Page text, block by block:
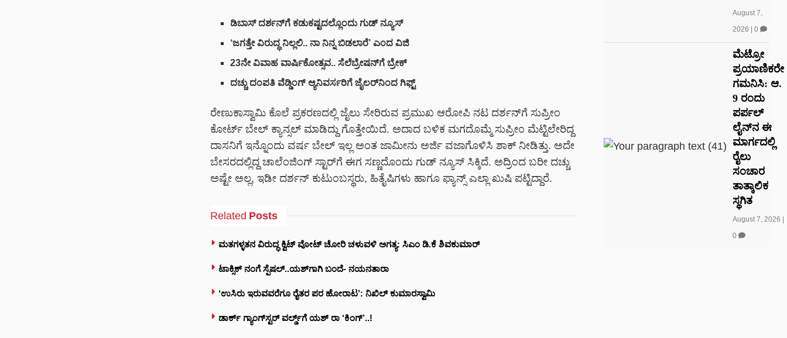
ಡಿಬಾಸ್‌ ದರ್ಶನ್‌ಗೆ ಕಡುಕಷ್ಟದಲ್ಲೊಂದು ಗುಡ್‌ ನ್ಯೂಸ್
‘ಜಗತ್ತೇ ವಿರುದ್ಧ ನಿಲ್ಲಲಿ.. ನಾ ನಿನ್ನ ಬಿಡಲಾರೆ’ ಎಂದ ವಿಜಿ
23ನೇ ವಿವಾಹ ವಾರ್ಷಿಕೋತ್ಸವ.. ಸೆಲೆಬ್ರೇಷನ್‌ಗೆ ಬ್ರೇಕ್
ದಚ್ಚು ದಂಪತಿ ವೆಡ್ಡಿಂಗ್ ಆ್ಯನಿವರ್ಸರಿಗೆ ಜೈಲರ್‌‌ನಿಂದ ಗಿಫ್ಟ್
ರೇಣುಕಾಸ್ವಾಮಿ ಕೊಲೆ ಪ್ರಕರಣದಲ್ಲಿ ಜೈಲು ಸೇರಿರುವ ಪ್ರಮುಖ ಆರೋಪಿ ನಟ ದರ್ಶನ್‌‌ಗೆ ಸುಪ್ರೀಂ
ಕೋರ್ಟ್ ಬೇಲ್ ಕ್ಯಾನ್ಸಲ್ ಮಾಡಿದ್ದು ಗೊತ್ತೇಯಿದೆ. ಅದಾದ ಬಳಿಕ ಮಗದೊಮ್ಮೆ ಸುಪ್ರೀಂ ಮೆಟ್ಟಿಲೇರಿದ್ದ
ದಾಸನಿಗೆ ಇನ್ನೊಂದು ವರ್ಷ ಬೇಲ್ ಇಲ್ಲ ಅಂತ ಜಾಮೀನು ಅರ್ಜಿ ವಜಾಗೊಳಿಸಿ ಶಾಕ್ ನೀಡಿತ್ತು. ಅದೇ
ಬೇಸರದಲ್ಲಿದ್ದ ಚಾಲೆಂಜಿಂಗ್ ಸ್ಟಾರ್‌ಗೆ ಈಗ ಸಣ್ಣದೊಂದು ಗುಡ್‌‌ ನ್ಯೂಸ್ ಸಿಕ್ಕಿದೆ. ಅದ್ರಿಂದ ಬರೀ ದಚ್ಚು
ಅಷ್ಟೇ ಅಲ್ಲ, ಇಡೀ ದರ್ಶನ್ ಕುಟುಂಬಸ್ಥರು, ಹಿತೈಷಿಗಳು ಹಾಗೂ ಫ್ಯಾನ್ಸ್ ಎಲ್ಲಾ ಖುಷಿ ಪಟ್ಟಿದ್ದಾರೆ.
Related Posts
ಮತಗಳ್ಳತನ ವಿರುದ್ಧ ಕ್ವಿಟ್ ವೋಟ್ ಚೋರಿ ಚಳುವಳಿ ಅಗತ್ಯ: ಸಿಎಂ ಡಿ.ಕೆ ಶಿವಕುಮಾರ್
ಟಾಕ್ಸಿಕ್ ನಂಗೆ ಸ್ಪೆಷಲ್..ಯಶ್‌ಗಾಗಿ ಬಂದೆ- ನಯನತಾರಾ
‘ಉಸಿರು ಇರುವವರೆಗೂ ರೈತರ ಪರ ಹೋರಾಟ’: ನಿಖಿಲ್ ಕುಮಾರಸ್ವಾಮಿ
ಡಾರ್ಕ್ ಗ್ಯಾಂಗ್‌ಸ್ಟರ್ ವರ್ಲ್ಡ್‌‌ಗೆ ಯಶ್ ರಾ ‘ಕಿಂಗ್’..!
August 7,
2026
0
ಮೆಟ್ರೋ
ಪ್ರಯಾಣಿಕರೇ
ಗಮನಿಸಿ: ಆ.
9 ರಂದು
ಪರ್ಪಲ್
ಲೈನ್‌ನ ಈ
ಮಾರ್ಗದಲ್ಲಿ
ರೈಲು
ಸಂಚಾರ
ತಾತ್ಕಾಲಿಕ
ಸ್ಥಗಿತ
August 7, 2026
0